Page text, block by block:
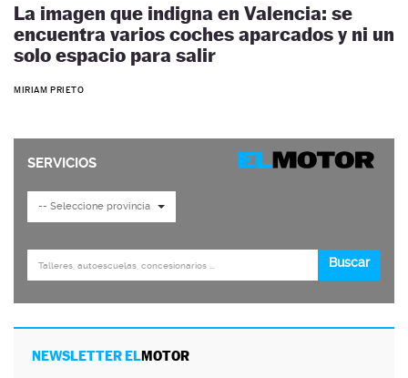
La imagen que indigna en Valencia: se
encuentra varios coches aparcados y ni un
solo espacio para salir
MIRIAM PRIETO
NEWSLETTER ELMOTOR